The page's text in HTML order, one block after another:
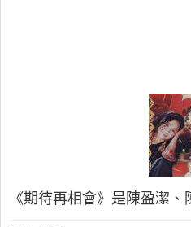
《期待再相會》是陳盈潔